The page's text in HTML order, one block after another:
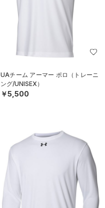
UAチーム アーマー ポロ（トレーニ
ング/UNISEX）
￥5,500